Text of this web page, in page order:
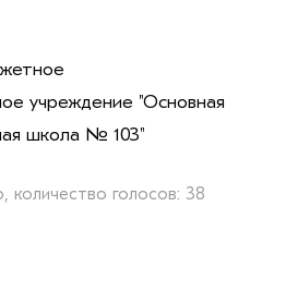
учреждение "Основная
школа № 103"
количество голосов: 38